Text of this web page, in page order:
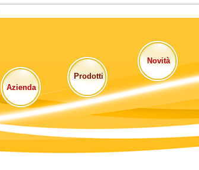
Azienda
Prodotti
Novità